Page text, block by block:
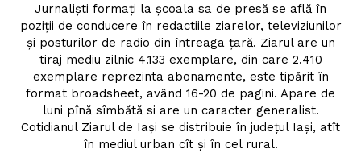
Jurnalişti formaţi la şcoala sa de presă se află în
poziţii de conducere în redactiile ziarelor, televiziunilor
şi posturilor de radio din întreaga ţară. Ziarul are un
tiraj mediu zilnic 4.133 exemplare, din care 2.410
exemplare reprezinta abonamente, este tipărit în
format broadsheet, având 16-20 de pagini. Apare de
luni pînă sîmbătă si are un caracter generalist.
Cotidianul Ziarul de Iaşi se distribuie în judeţul Iaşi, atît
în mediul urban cît şi în cel rural.